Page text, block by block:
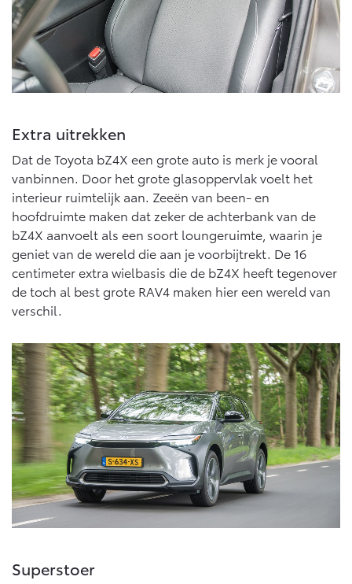
bZ4X
BATTERIJ-ELEKTRISCH
Vanaf € 39.995,-
bZ4X Touring
BATTERIJ-ELEKTRISCH
Vanaf € 48.995,-
Mirai
WATERSTOF-ELEKTRISCH
Vanaf € 76.695,-
Proace City (excl. BTW)
OOK ALS BATTERIJ-
ELEKTRISCH
Vanaf € 27.945,-
Proace (excl. BTW)
OOK ALS BATTERIJ-
ELEKTRISCH
Proace Verso
BATTERIJ-ELEKTRISCH
Connected check
Navigatie updates
Extra uitrekken
Dat de Toyota bZ4X een grote auto is merk je vooral
vanbinnen. Door het grote glasoppervlak voelt het
interieur ruimtelijk aan. Zeeën van been- en
hoofdruimte maken dat zeker de achterbank van de
bZ4X aanvoelt als een soort loungeruimte, waarin je
geniet van de wereld die aan je voorbijtrekt. De 16
centimeter extra wielbasis die de bZ4X heeft tegenover
de toch al best grote RAV4 maken hier een wereld van
verschil.
Superstoer